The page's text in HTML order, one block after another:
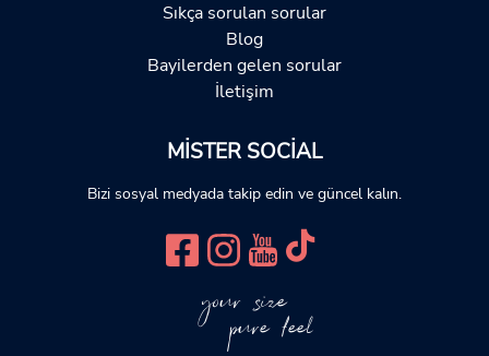
Sıkça sorulan sorular
Blog
Bayilerden gelen sorular
İletişim
MISTER SOCIAL
Bizi sosyal medyada takip edin ve güncel kalın.
your size
pure feel